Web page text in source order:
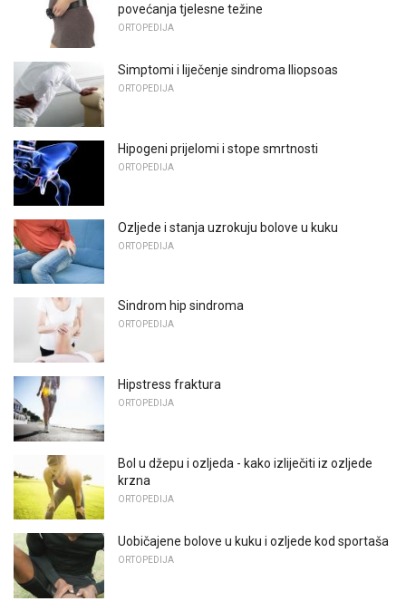
povećanja tjelesne težine
ORTOPEDIJA
Simptomi i liječenje sindroma Iliopsoas
ORTOPEDIJA
Hipogeni prijelomi i stope smrtnosti
ORTOPEDIJA
Ozljede i stanja uzrokuju bolove u kuku
ORTOPEDIJA
Sindrom hip sindroma
ORTOPEDIJA
Hipstress fraktura
ORTOPEDIJA
Bol u džepu i ozljeda - kako izliječiti iz ozljede
krzna
ORTOPEDIJA
Uobičajene bolove u kuku i ozljede kod sportaša
ORTOPEDIJA